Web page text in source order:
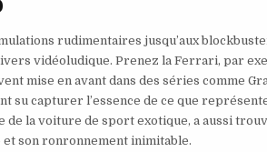
rudimentaires jusqu’aux
vidéoludique. Prenez la Ferrari, par
mise en avant dans des séries comme
su capturer l’essence de ce que
de la voiture de sport exotique, a aussi
son ronronnement inimitable.